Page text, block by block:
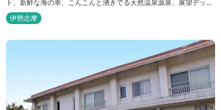
ト、新鮮な海の幸、こんこんと湧きでる天然温泉源泉、展望デッ
キ〜いじか灯台テラス〜からの眺望が自慢のリトリートホテル。
伊勢志摩